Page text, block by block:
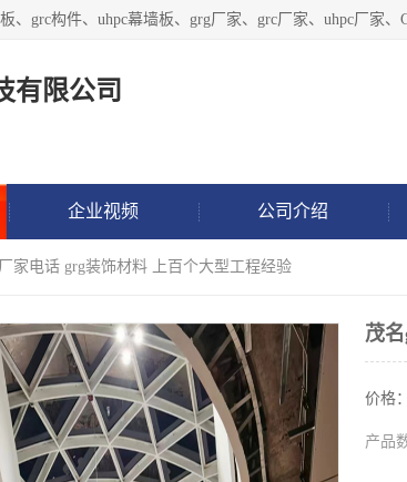
有限公司
企业视频 公司介绍
家电话 grg装饰材料 上百个大型工程经验
茂
价格：
产品